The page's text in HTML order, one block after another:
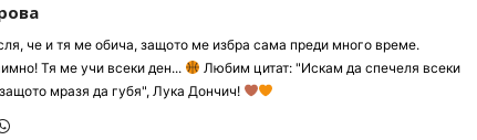
че и тя ме обича, защото ме избра сама преди много време.
Тя ме учи всеки ден...
Любим цитат: "Искам да спечеля всеки
мразя да губя", Лука Дончич!